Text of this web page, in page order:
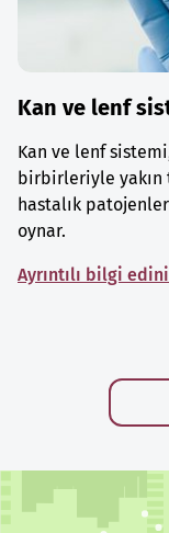
Kan ve lenf
Kan ve lenf
birbirleriyle yakın
hastalık
oynar.
Ayrıntılı bilgi